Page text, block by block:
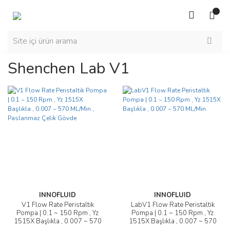
Shenchen Lab V1
INNOFLUID
V1 Flow Rate Peristaltik
Pompa | 0.1 ~ 150 Rpm , Yz
1515X Başlıkla , 0.007 ~ 570
INNOFLUID
LabV1 Flow Rate Peristaltik
Pompa | 0.1 ~ 150 Rpm , Yz
1515X Başlıkla , 0.007 ~ 570